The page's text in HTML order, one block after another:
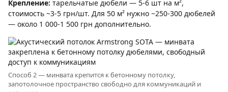
Крепление: тарельчатые дюбели — 5-6 шт на м²,
стоимость ~3-5 грн/шт. Для 50 м² нужно ~250-300 дюбелей
— около 1 000-1 500 грн дополнительно.
Способ 2 — минвата крепится к бетонному потолку,
запотолочное пространство свободно для коммуникаций и